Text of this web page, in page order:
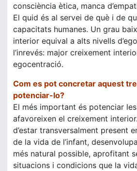
consciència ètica, manca
El quid és al servei de què i de
capacitats humanes. Un grau
interior equival a alts nivells
l’inrevés: major creixement
egocentració.
Com es pot concretar aquest
potenciar-lo?
El més important és potenciar
afavoreixen el creixement
d’estar transversalment present
de la vida de l’infant,
més natural possible, aprofitant
situacions i condicions que la